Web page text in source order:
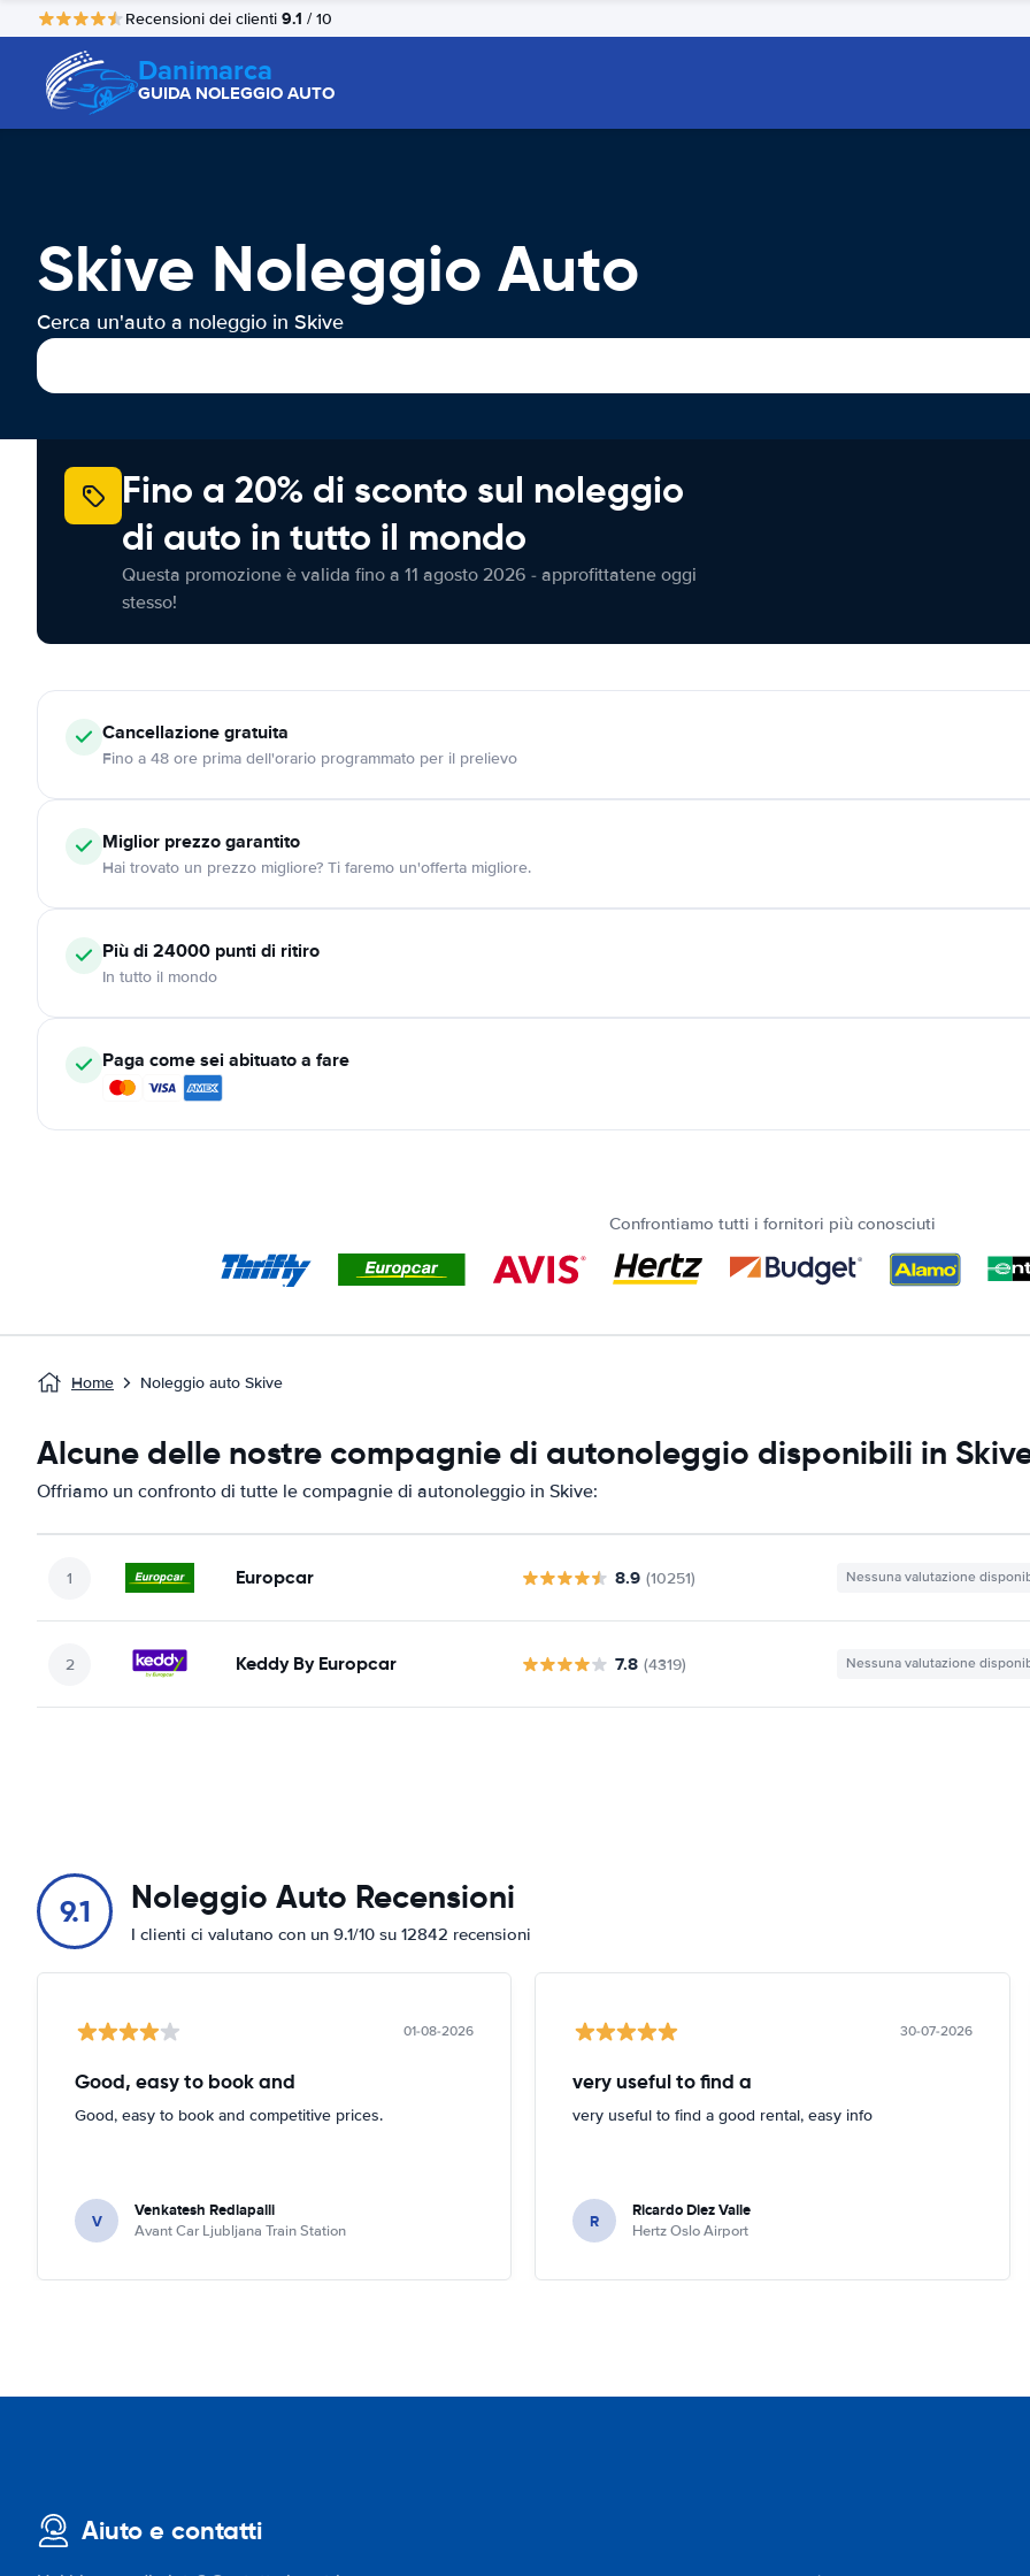
Recensioni dei clienti 9.1 / 10
Danimarca
GUIDA NOLEGGIO AUTO
Skive Noleggio Auto
Cerca un'auto a noleggio in Skive
Fino a 20% di sconto sul noleggio
di auto in tutto il mondo
Questa promozione è valida fino a 11 agosto 2026 - approfittatene oggi
stesso!
Cancellazionegratuita
Fino a 48 ore prima dell'orario programmato per il prelievo
Miglior prezzo garantito
Hai trovato un prezzo migliore? Ti faremo un'offerta migliore.
Più di 24000 punti di ritiro
In tutto il mondo
Paga come sei abituato a fare
Confrontiamo tutti i fornitori più conosciuti
Home Noleggio auto Skive
Alcune delle nostre compagnie di autonoleggio disponibili in
Offriamo un confronto di tutte le compagnie di autonoleggio in Skive:
Europcar 8.9 (10251) Nessuna valutazione
Keddy By Europcar 7.8 (4319) Nessuna valutazione
9.1 Noleggio Auto Recensioni
I clienti ci valutano con un 9.1/10 su 12842 recensioni
01-08-2026
Good, easy to book and
Good, easy to book and competitive prices.
V Venkatesh Redlapalli
Avant Car Ljubljana Train Station
30-07-2026
very useful to find a
very useful to find a good rental, easy info
R Ricardo Diez Valle
Hertz Oslo Airport
Aiuto e contatti